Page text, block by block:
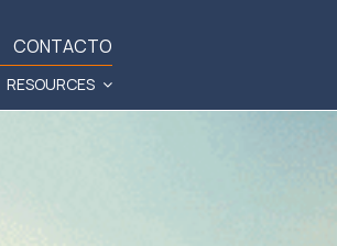
CONTACTO
RESOURCES